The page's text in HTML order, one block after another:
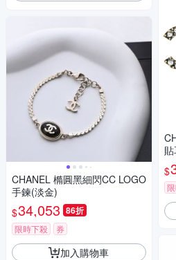
CHANEL 橢圓黑細閃CC LOGO
手鍊(淡金)
$34,053 86折
限時下殺 券
加入購物車
$